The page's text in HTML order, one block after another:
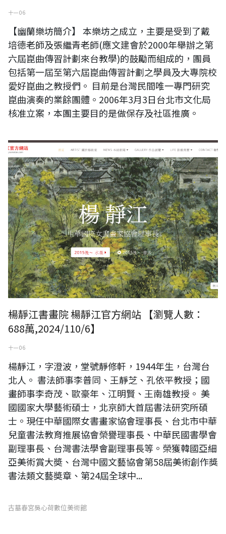
十一 06
【幽蘭樂坊簡介】 本樂坊之成立，主要是受到了戴
培德老師及張繼青老師(應文建會於2000年舉辦之第
六屆崑曲傳習計劃來台教學)的鼓勵而組成的，團員
包括第一屆至第六屆崑曲傳習計劃之學員及大專院校
愛好崑曲之教授們。 目前是台灣民間唯一專門研究
崑曲演奏的業餘團體。2006年3月3日台北市文化局
核准立案，本團主要目的是做保存及社區推廣。
楊靜江官方網站 楊靜江書畫院
楊靜江書畫院 楊靜江官方網站 【瀏覽人數：
688萬,2024/110/6】
十一 06
楊靜江，字澄波，堂號靜修軒，1944年生，台灣台
北人。 書法師事李普同、王靜芝、孔依平教授；國
畫師事李奇茂、歐豪年、江明賢、王南雄教授。 美
國國家大學藝術碩士，北京師大首屆書法研究所碩
士。現任中華國際女書畫家協會理事長、台北市中華
兒童書法教育推展協會榮譽理事長、中華民國書學會
副理事長、台灣書法學會副理事長等。榮獲韓國亞細
亞美術賞大奬、台灣中國文藝協會第58屆美術創作獎
書法類文藝奬章、第24屆全球中...
古墓春宮吳心荷數位美術館